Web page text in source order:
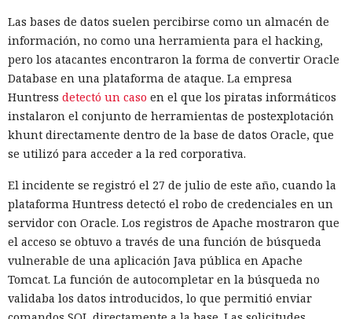
gigabytes — un ahorro de aproximadamente el 82%.
El caché en disco, probado ya en la versión 16.1, lee el caché
guardado antes de la compilación y recompila solo los
fragmentos de código que han cambiado. Según pruebas de
Vercel, una compilación de un proyecto que antes tardaba
21 segundos ahora se completa en 9,2 segundos — una
aceleración de 2,3 veces. El desplazamiento de memoria,
activado por defecto en modo de desarrollo, mueve los datos
no solicitados al disco cuando se aproxima al umbral de
carga y los vuelve a cargar cuando es necesario.
En modo experimental está disponible un nuevo
compilador de React escrito en Rust, integrado directamente
en Turbopack. Evita la configuración manual de la memoiza
ción que antes requería pasar el código por el transpilador
Babel, y es capaz de reducir el tiempo de compilación en un
Las bases de datos suelen percibirse como un almacén de
información, no como una herramienta para el hacking,
pero los atacantes encontraron la forma de convertir Oracle
Database en una plataforma de ataque. La empresa
Huntress detectó un caso en el que los piratas informáticos
instalaron el conjunto de herramientas de postexplotación
khunt directamente dentro de la base de datos Oracle, que
se utilizó para acceder a la red corporativa.
El incidente se registró el 27 de julio de este año, cuando la
plataforma Huntress detectó el robo de credenciales en un
servidor con Oracle. Los registros de Apache mostraron que
el acceso se obtuvo a través de una función de búsqueda
vulnerable de una aplicación Java pública en Apache
Tomcat. La función de autocompletar en la búsqueda no
validaba los datos introducidos, lo que permitió enviar